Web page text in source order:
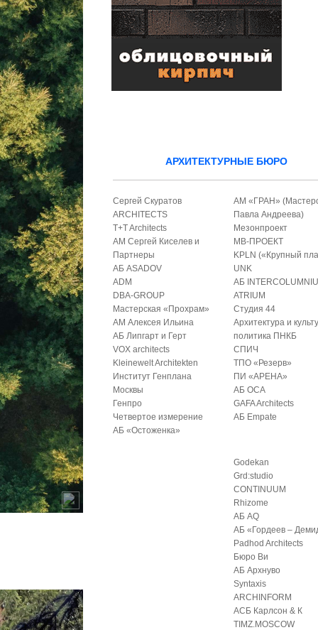
АРХИТЕКТУРНЫЕ БЮРО
Сергей Скуратов
ARCHITECTS
T+T Architects
АМ Сергей Киселев и
Партнеры
АБ ASADOV
ADM
DBA-GROUP
Мастерская «Прохрам»
АМ Алексея Ильина
АБ Липгарт и Герт
VOX architects
Kleinewelt Architekten
Институт Генплана
Москвы
Генпро
Четвертое измерение
АБ «Остоженка»
АМ «ГРАН»
Павла Андреева)
Мезонпроект
МВ-ПРОЕКТ
KPLN («Крупный
UNK
АБ
ATRIUM
Студия 44
Архитектура и
политика ПНКБ
СПИЧ
ТПО «Резерв»
ПИ «АРЕНА»
АБ ОСА
GAFA Architects
АБ Empate
Godekan
Grd:studio
CONTINUUM
Rhizome
АБ AQ
АБ «Гордеев –
Padhod Architects
Бюро Ви
АБ Архнуво
Syntaxis
ARCHINFORM
АСБ Карлсон & К
TIMZ.MOSCOW